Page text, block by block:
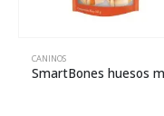
CANINOS